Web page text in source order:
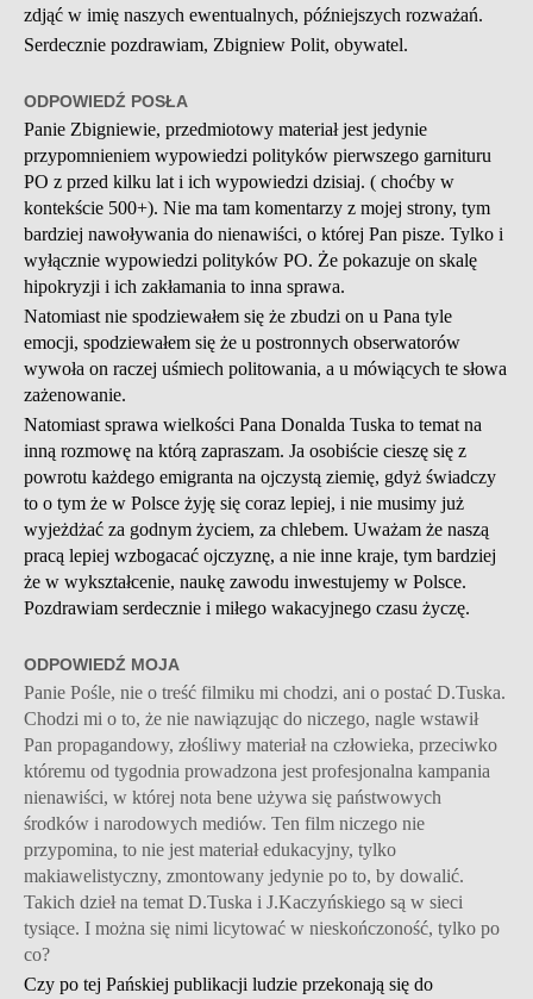
zdjąć w imię naszych ewentualnych, późniejszych rozważań.
Serdecznie pozdrawiam, Zbigniew Polit, obywatel.
ODPOWIEDŹ POSŁA
Panie Zbigniewie, przedmiotowy materiał jest jedynie
przypomnieniem wypowiedzi polityków pierwszego garnituru
PO z przed kilku lat i ich wypowiedzi dzisiaj. ( choćby w
kontekście 500+). Nie ma tam komentarzy z mojej strony, tym
bardziej nawoływania do nienawiści, o której Pan pisze. Tylko i
wyłącznie wypowiedzi polityków PO. Że pokazuje on skalę
hipokryzji i ich zakłamania to inna sprawa.
Natomiast nie spodziewałem się że zbudzi on u Pana tyle
emocji, spodziewałem się że u postronnych obserwatorów
wywoła on raczej uśmiech politowania, a u mówiących te słowa
zażenowanie.
Natomiast sprawa wielkości Pana Donalda Tuska to temat na
inną rozmowę na którą zapraszam. Ja osobiście cieszę się z
powrotu każdego emigranta na ojczystą ziemię, gdyż świadczy
to o tym że w Polsce żyję się coraz lepiej, i nie musimy już
wyjeżdżać za godnym życiem, za chlebem. Uważam że naszą
pracą lepiej wzbogacać ojczyznę, a nie inne kraje, tym bardziej
że w wykształcenie, naukę zawodu inwestujemy w Polsce.
Pozdrawiam serdecznie i miłego wakacyjnego czasu życzę.
ODPOWIEDŹ MOJA
Panie Pośle, nie o treść filmiku mi chodzi, ani o postać D.Tuska.
Chodzi mi o to, że nie nawiązując do niczego, nagle wstawił
Pan propagandowy, złośliwy materiał na człowieka, przeciwko
któremu od tygodnia prowadzona jest profesjonalna kampania
nienawiści, w której nota bene używa się państwowych
środków i narodowych mediów. Ten film niczego nie
przypomina, to nie jest materiał edukacyjny, tylko
makiawelistyczny, zmontowany jedynie po to, by dowalić.
Takich dzieł na temat D.Tuska i J.Kaczyńskiego są w sieci
tysiące. I można się nimi licytować w nieskończoność, tylko po
co?
Czy po tej Pańskiej publikacji ludzie przekonają się do